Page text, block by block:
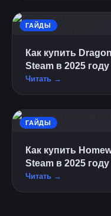
ГАЙДЫ
Как купить Dragon's
Steam в 2025 году
Читать →
ГАЙДЫ
Как купить
Steam в 2025 году
Читать →